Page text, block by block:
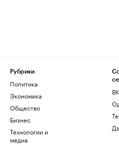
Рубрики
Политика
Экономика
Общество
Бизнес
Технологии и
медиа